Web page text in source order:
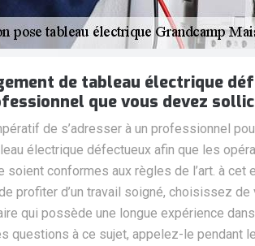
de tableau électrique
que vous devez
de s’adresser à un professionnel
électrique défectueux afin que les
soient conformes aux règles de l’art. à cet
profiter d’un travail soigné, choisissez de
qui possède une longue expérience
questions à ce sujet, appelez-le pendant